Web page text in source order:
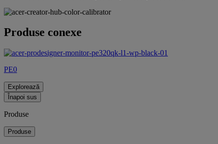
Produse conexe
PE0
Explorează
Înapoi sus
Produse
Produse